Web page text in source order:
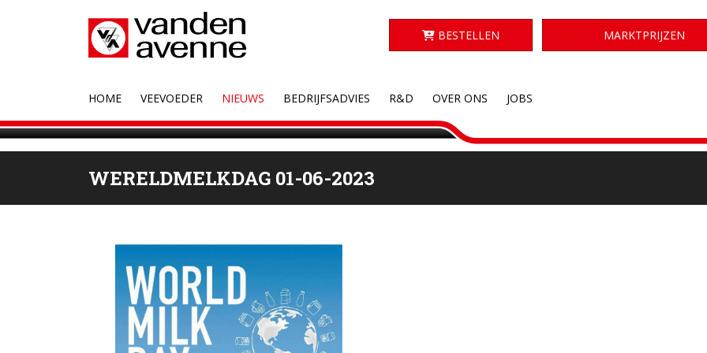
BESTELLEN MARKTPRIJZEN
HOME VEEVOEDER NIEUWS BEDRIJFSADVIES R&D OVER ONS JOBS
WERELDMELKDAG 01-06-2023